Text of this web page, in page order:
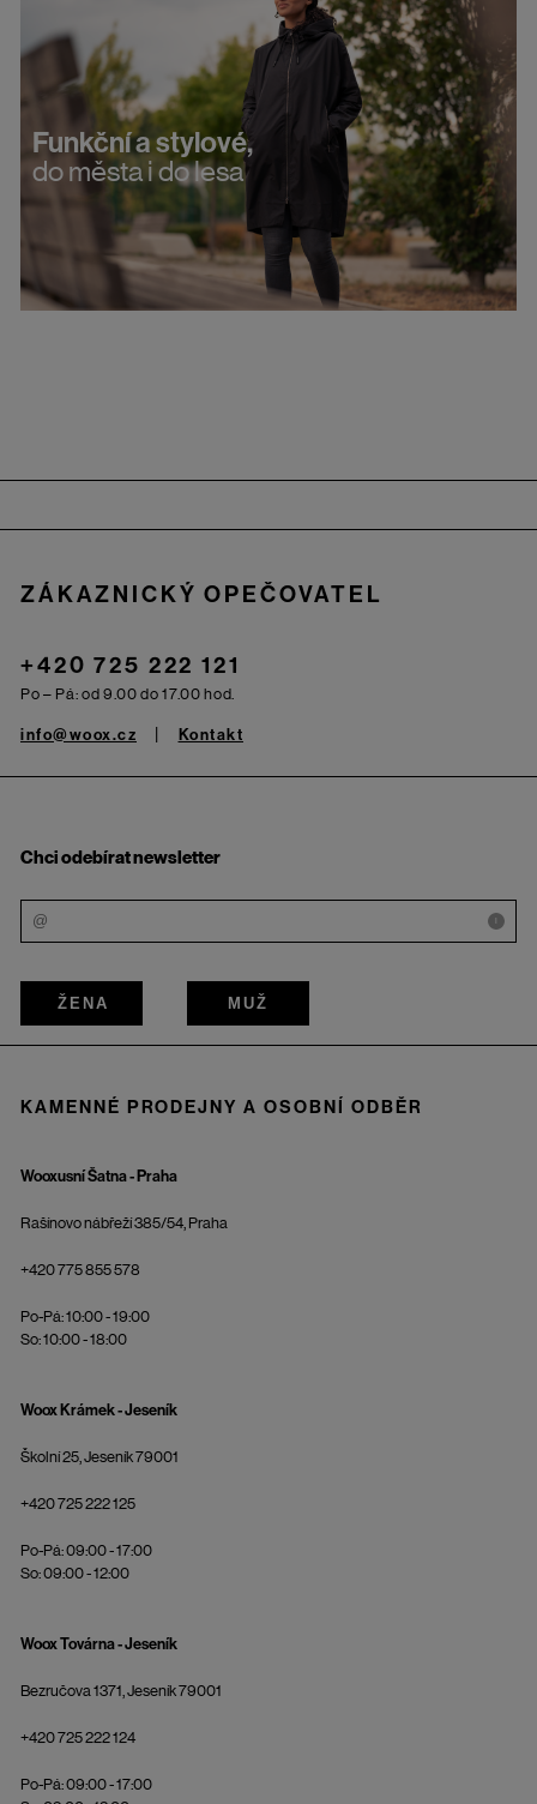
Funkční a stylové,
do města i do lesa
ZÁKAZNICKÝ OPEČOVATEL
+420 725 222 121
Po – Pá: od 9.00 do 17.00 hod.
info@woox.cz Kontakt
Chci odebírat newsletter
i
ŽENA MUŽ
KAMENNÉ PRODEJNY A OSOBNÍ ODBĚR
Wooxusní Šatna - Praha
Rašínovo nábřeží 385/54, Praha
+420 775 855 578
Po-Pá: 10:00 - 19:00
So: 10:00 - 18:00
Woox Krámek - Jeseník
Školní 25, Jeseník 79001
+420 725 222 125
Po-Pá: 09:00 - 17:00
So: 09:00 - 12:00
Woox Továrna - Jeseník
Bezručova 1371, Jeseník 79001
+420 725 222 124
Po-Pá: 09:00 - 17:00